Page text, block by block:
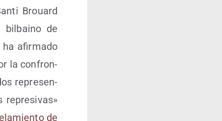
Brouard
bil­baino de
afir­ma­do
la con­fron­
repre­sen­
repre­si­vas»
de